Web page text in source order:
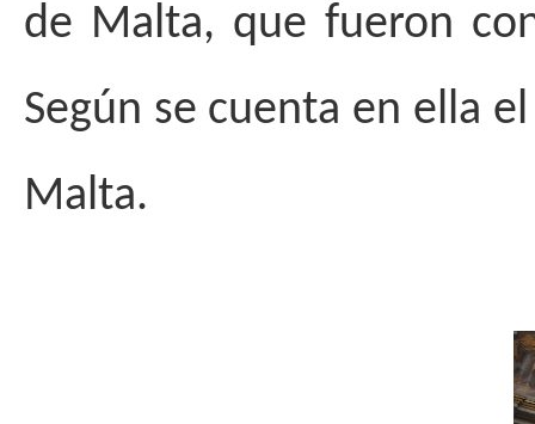
de Malta, que fueron
Según se cuenta en ella
Malta.